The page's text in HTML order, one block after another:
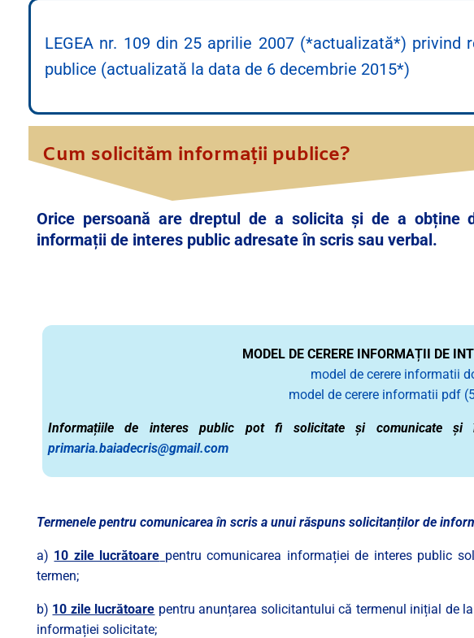
LEGEA nr. 109 din 25 aprilie 2007 (*actualizată*)
publice (actualizată la data de 6 decembrie 2015*)
Cum solicităm informații publice?
Orice persoană are dreptul de a solicita și de a obține
informații de interes public adresate în scris sau verbal.
MODEL DE CERERE INFORMAȚII DE
model de cerere informatii
model de cerere informatii pdf
Informațiile de interes public pot fi solicitate și comunicate și
primaria.baiadecris@gmail.com
Termenele pentru comunicarea în scris a unui răspuns solicitanților de
a) 10 zile lucrătoare pentru comunicarea informației de interes public
termen;
b) 10 zile lucrătoare pentru anunțarea solicitantului că termenul inițial de
informației solicitate;